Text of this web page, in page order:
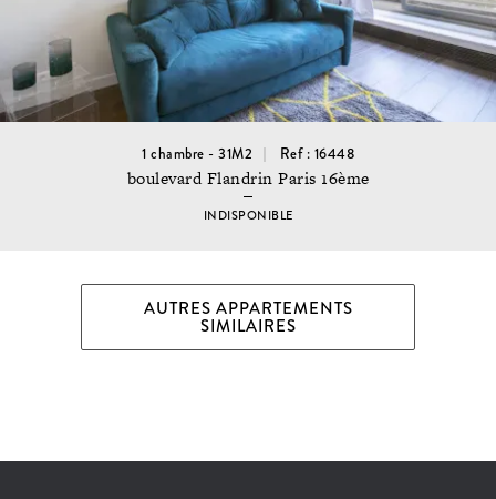
1 chambre - 31M2 Ref : 16448
boulevard Flandrin Paris 16ème
INDISPONIBLE
AUTRES APPARTEMENTS
SIMILAIRES